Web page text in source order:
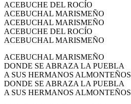
ACEBUCHE DEL ROCÍO
ACEBUCHAL MARISMEÑO
ACEBUCHAL MARISMEÑO
ACEBUCHE DEL ROCÍO
ACEBUCHAL MARISMEÑO
ACEBUCHAL MARISMEÑO
DONDE SE ABRAZA LA PUEBLA
A SUS HERMANOS ALMONTEÑOS
DONDE SE ABRAZA LA PUEBLA
A SUS HERMANOS ALMONTEÑOS